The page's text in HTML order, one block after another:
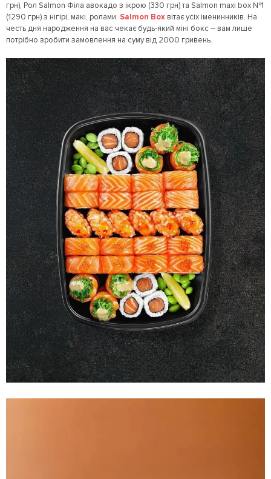
грн), Рол Salmon Філа авокадо з ікрою (330 грн) та Salmon maxi box №1
(1290 грн) з нігірі, макі, ролами. Salmon Box вітає усіх іменинників. На
честь дня народження на вас чекає будь-який міні бокс – вам лише
потрібно зробити замовлення на суму від 2000 гривень.